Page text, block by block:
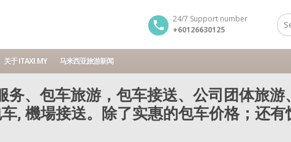
24/7 Support number
+60126630125
关于 ITAXI.MY 马来西亚旅游新闻
、包车旅游，包车接送、公司团体旅
, 機場接送。除了实惠的包车价格；还